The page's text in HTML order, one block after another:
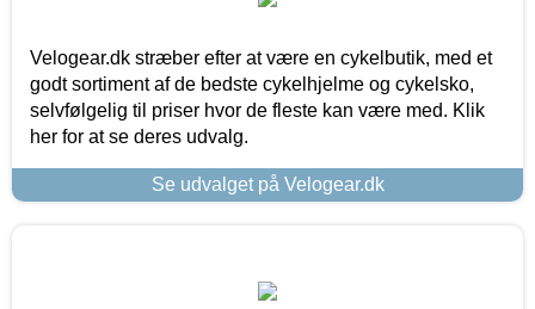
Velogear.dk stræber efter at være en cykelbutik, med et
godt sortiment af de bedste cykelhjelme og cykelsko,
selvfølgelig til priser hvor de fleste kan være med. Klik
her for at se deres udvalg.
Se udvalget på Velogear.dk